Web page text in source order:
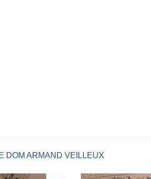
DOM ARMAND VEILLEUX